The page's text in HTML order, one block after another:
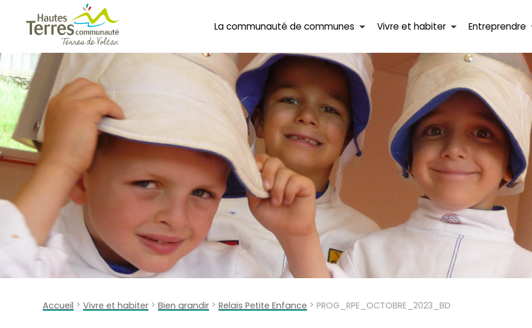
La communauté de communes Vivre et habiter Entreprendre
Accueil > Vivre et habiter > Bien grandir > Relais Petite Enfance > PROG_RPE_OCTOBRE_2023_BD